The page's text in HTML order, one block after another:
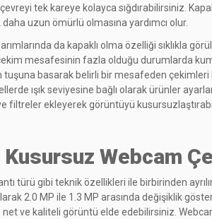
tek kareye kolayca sığdırabilirsiniz.
uzun ömürlü olmasına yardımcı olur.
da kapaklı olma özelliği sıklıkla
mesafesinin fazla olduğu durumlarda
basarak belirli bir mesafeden çekimleri
ışık seviyesine bağlı olarak ürünler
filtreler ekleyerek görüntüyü
Kusursuz Webcam
türü gibi teknik özellikleri ile birbirinden
2.0 MP ile 1.3 MP arasında değişiklik
ve kaliteli görüntü elde edebilirsiniz.